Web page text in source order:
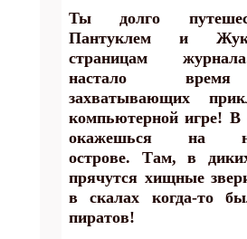
Ты долго
Пантуклем и
страницам
настало
захватывающих
компьютерной игре! В
окажешься на
острове. Там, в
прячутся хищные
в скалах когда-то
пиратов!